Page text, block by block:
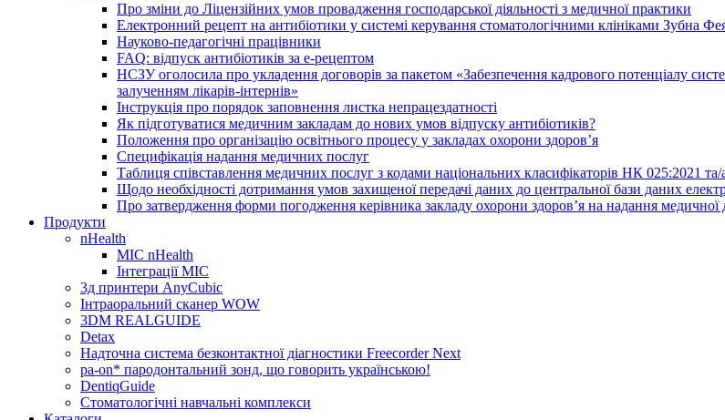
Про зміни до Ліцензійних умов провадження господарської діяльності з медичної практики
Електронний рецепт на антибіотики у системі керування стоматологічними клініками Зубна
Науково-педагогічні працівники
FAQ: відпуск антибіотиків за е-рецептом
НСЗУ оголосила про укладення договорів за пакетом «Забезпечення кадрового потенціалу
залученням лікарів-інтернів»
Інструкція про порядок заповнення листка непрацездатності
Як підготуватися медичним закладам до нових умов відпуску антибіотиків?
Положення про організацію освітнього процесу у закладах охорони здоров’я
Специфікація надання медичних послуг
Таблиця співставлення медичних послуг з кодами національних класифікаторів НК 025:2021
Щодо необхідності дотримання умов захищеної передачі даних до центральної бази даних
Про затвердження форми погодження керівника закладу охорони здоров’я на надання
Продукти
nHealth
МІС nHealth
Інтеграції МІС
3д принтери AnyCubic
Інтраоральний сканер WOW
3DM REALGUIDE
Detax
Надточна система безконтактної діагностики Freecorder Next
pa-on* пародонтальний зонд, що говорить українською!
DentiqGuide
Стоматологічні навчальні комплекси